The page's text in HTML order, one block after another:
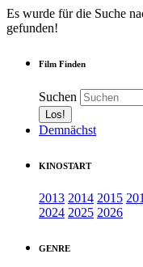
Es wurde für die Suche
gefunden!
Film Finden
Suchen
Demnächst
KINOSTART
2013 2014 2015
2024 2025 2026
GENRE